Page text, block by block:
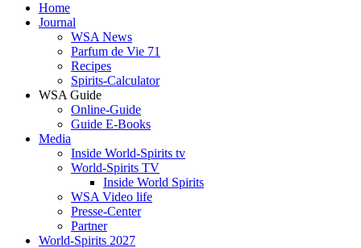
Home
Journal
WSA News
Parfum de Vie 71
Recipes
Spirits-Calculator
WSA Guide
Online-Guide
Guide E-Books
Media
Inside World-Spirits tv
World-Spirits TV
Inside World Spirits
WSA Video life
Presse-Center
Partner
World-Spirits 2027